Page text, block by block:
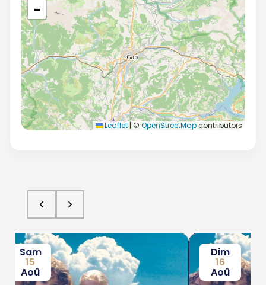
−
Leaflet | © OpenStreetMapcontributors
Sam
15
Aoû
Dim
16
Aoû